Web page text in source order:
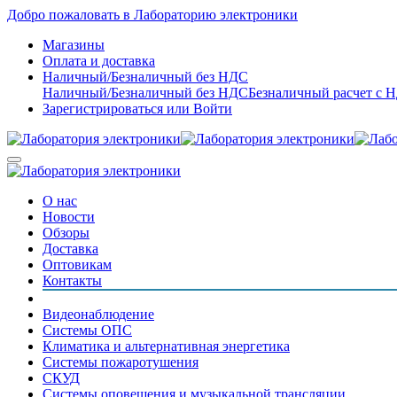
Добро пожаловать в Лабораторию электроники
Магазины
Оплата и доставка
Наличный/Безналичный без НДС
Наличный/Безналичный без НДСБезналичный расчет с
Зарегистрироваться или Войти
О нас
Новости
Обзоры
Доставка
Оптовикам
Контакты
Видеонаблюдение
Системы ОПС
Климатика и альтернативная энергетика
Системы пожаротушения
СКУД
Системы оповещения и музыкальной трансляции